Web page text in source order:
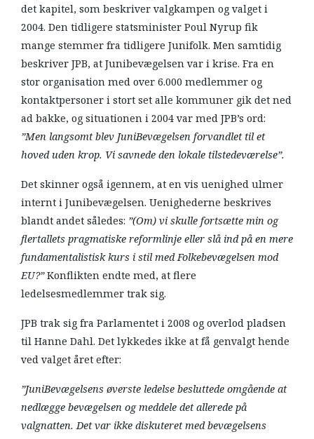
det kapitel, som beskriver valgkampen og valget i
2004. Den tidligere statsminister Poul Nyrup fik
mange stemmer fra tidligere Junifolk. Men samtidig
beskriver JPB, at Junibevægelsen var i krise. Fra en
stor organisation med over 6.000 medlemmer og
kontaktpersoner i stort set alle kommuner gik det ned
ad bakke, og situationen i 2004 var med JPB’s ord:
”Men langsomt blev JuniBevægelsen forvandlet til et
hoved uden krop. Vi savnede den lokale tilstedeværelse”.
Det skinner også igennem, at en vis uenighed ulmer
internt i Junibevægelsen. Uenighederne beskrives
blandt andet således: ”(Om) vi skulle fortsætte min og
flertallets pragmatiske reformlinje eller slå ind på en mere
fundamentalistisk kurs i stil med Folkebevægelsen mod
EU?”Konflikten endte med, at flere
ledelsesmedlemmer trak sig.
JPB trak sig fra Parlamentet i 2008 og overlod pladsen
til Hanne Dahl. Det lykkedes ikke at få genvalgt hende
ved valget året efter:
”JuniBevægelsens øverste ledelse besluttede omgående at
nedlægge bevægelsen og meddele det allerede på
valgnatten. Det var ikke diskuteret med bevægelsens